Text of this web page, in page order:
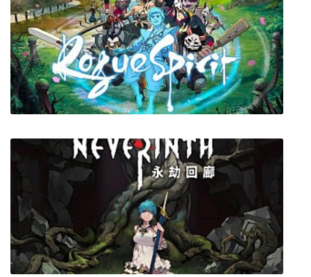
Those Who Remain
Rogue Spirit